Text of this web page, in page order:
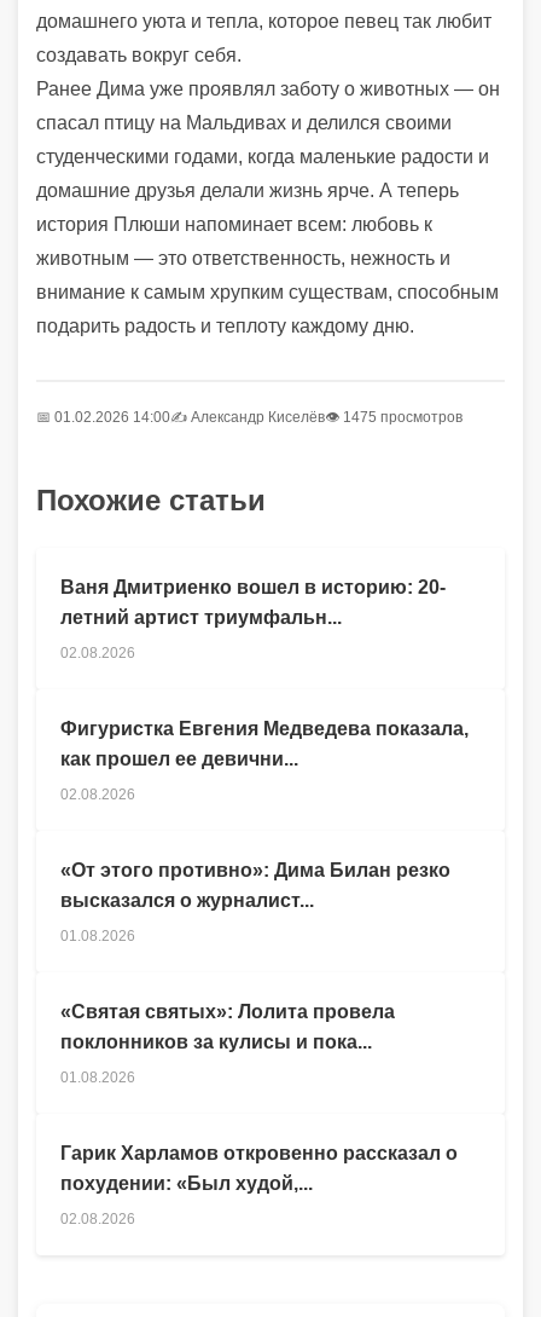
домашнего уюта и тепла, которое певец так любит
создавать вокруг себя.
Ранее Дима уже проявлял заботу о животных — он
спасал птицу на Мальдивах и делился своими
студенческими годами, когда маленькие радости и
домашние друзья делали жизнь ярче. А теперь
история Плюши напоминает всем: любовь к
животным — это ответственность, нежность и
внимание к самым хрупким существам, способным
подарить радость и теплоту каждому дню.
📅 01.02.2026 14:00✍️ Александр Киселёв👁 1475 просмотров
Похожие статьи
Гарик Харламов откровенно рассказал о
похудении: «Был худой,...
02.08.2026
Ваня Дмитриенко вошел в историю: 20-
летний артист триумфальн...
02.08.2026
Фигуристка Евгения Медведева показала,
как прошел ее девични...
02.08.2026
«От этого противно»: Дима Билан резко
высказался о журналист...
01.08.2026
«Святая святых»: Лолита провела
поклонников за кулисы и пока...
01.08.2026